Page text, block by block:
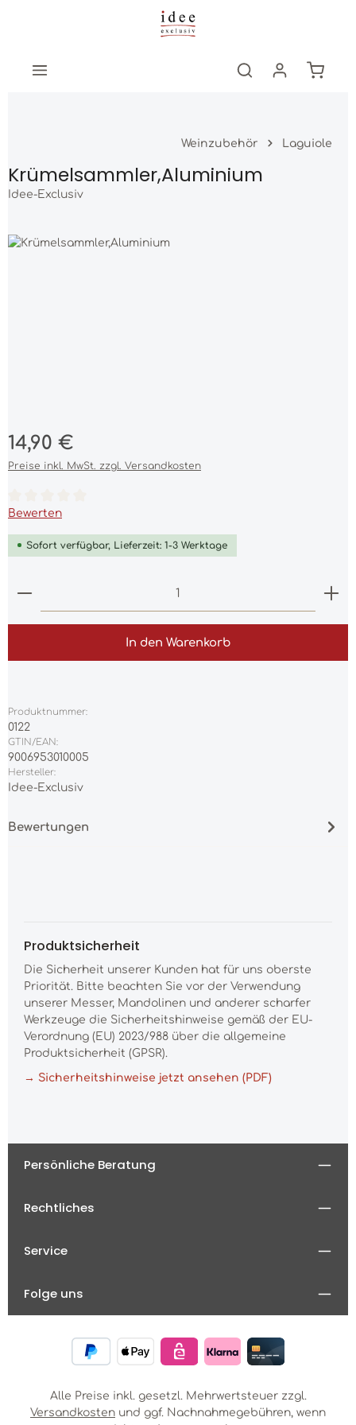
Zum Hauptinhalt springen
Weinzubehör Laguiole
Krümelsammler,Aluminium
Idee-Exclusiv
Bildergalerie überspringen
Regulärer Preis:
14,90 €
Preise inkl. MwSt. zzgl. Versandkosten
Durchschnittliche Bewertung von 0 von 5 Sternen
Bewerten
Sofort verfügbar, Lieferzeit: 1-3 Werktage
Produkt Anzahl: Gib den gewünschten Wert
In den Warenkorb
Produktnummer:
0122
GTIN/EAN:
9006953010005
Hersteller:
Idee-Exclusiv
Bewertungen
Produktsicherheit
Die Sicherheit unserer Kunden hat für uns oberste
Priorität. Bitte beachten Sie vor der Verwendung
unserer Messer, Mandolinen und anderer scharfer
Werkzeuge die Sicherheitshinweise gemäß der EU-
Verordnung (EU) 2023/988 über die allgemeine
Produktsicherheit (GPSR).
→ Sicherheitshinweise jetzt ansehen (PDF)
Persönliche Beratung
Rechtliches
Service
Folge uns
Alle Preise inkl. gesetzl. Mehrwertsteuer zzgl.
Versandkosten und ggf. Nachnahmegebühren, wenn